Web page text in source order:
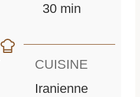
30m
n
u
min
CUISINE
Iranienne